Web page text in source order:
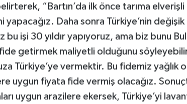
“Bartın’da ilk önce tarıma elverişli
Daha sonra Türkiye’nin değişik
işi 30 yıldır yapıyoruz, ama biz bunu
getirmek maliyetli olduğunu
Türkiye’ye vermektir. Bu fidemiz yağlık
uygun fiyata fide vermiş olacağız.
uygun arazilere ekersek, Türkiye’yi